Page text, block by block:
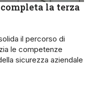
la terza
il percorso di
le competenze
sicurezza aziendale